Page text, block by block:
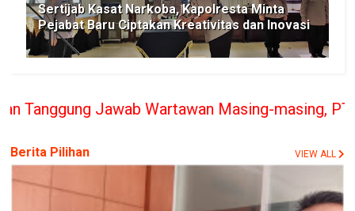
Sertijab Kasat Narkoba, Kapolresta Minta
Pejabat Baru Ciptakan Kreativitas dan Inovasi
Wartawan Masing-masing, PT. BERITA
Berita Pilihan VIEW ALL